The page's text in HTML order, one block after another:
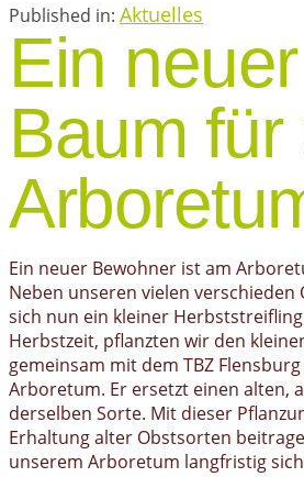
Published in: Aktuelles
Ein neuer
Baum für
Ein neuer Bewohner ist am
Neben unseren vielen verschieden
sich nun ein kleiner Herbststreifling
Herbstzeit, pflanzten wir den
gemeinsam mit dem TBZ
Arboretum. Er ersetzt einen alten,
derselben Sorte. Mit dieser
Erhaltung alter Obstsorten
unserem Arboretum langfristig